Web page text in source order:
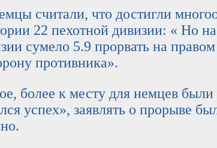
что достигли
22 пехотной дивизии: « Но
сумело 5.9 прорвать на
противника».
к месту для немцев были
успех», заявлять о прорыве